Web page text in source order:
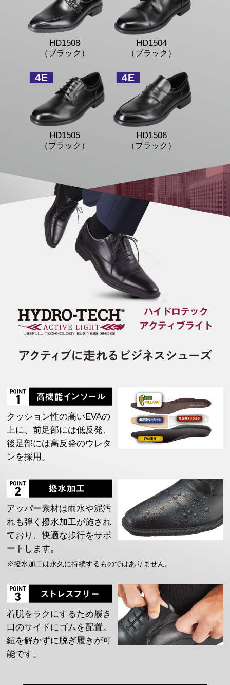
HD1508
（ブラック）
HD1504
（ブラック）
HD1505
（ブラック）
HD1506
（ブラック）
クッション性の高いEVAの
上に、前足部には低反発、
後足部には高反発のウレタ
ンを採用。
アッパー素材は雨水や泥汚
れも弾く撥水加工が施され
ており、快適な歩行をサポ
ートします。
※撥水加工は永久に持続するものではありません。
着脱をラクにするため履き
口のサイドにゴムを配置。
紐を解かずに脱ぎ履きが可
能です。